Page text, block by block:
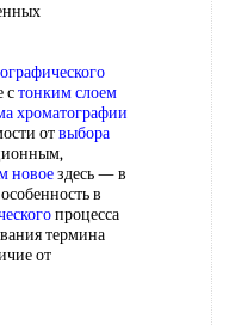
стонким слоем
хроматографии
отвыбора
новоездесь — в
в
процесса
термина
от